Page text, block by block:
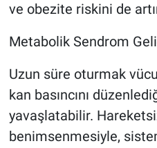
ve obezite riskini de
Metabolik Sendrom
Uzun süre oturmak
kan basıncını
yavaşlatabilir.
benimsenmesiyle,